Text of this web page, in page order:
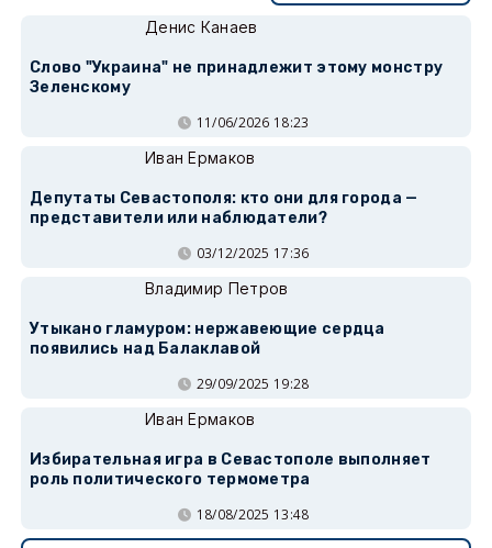
Денис Канаев
Слово "Украина" не принадлежит этому монстру
Зеленскому
11/06/2026 18:23
Иван Ермаков
Депутаты Севастополя: кто они для города —
представители или наблюдатели?
03/12/2025 17:36
Владимир Петров
Утыкано гламуром: нержавеющие сердца
появились над Балаклавой
29/09/2025 19:28
Иван Ермаков
Избирательная игра в Севастополе выполняет
роль политического термометра
18/08/2025 13:48